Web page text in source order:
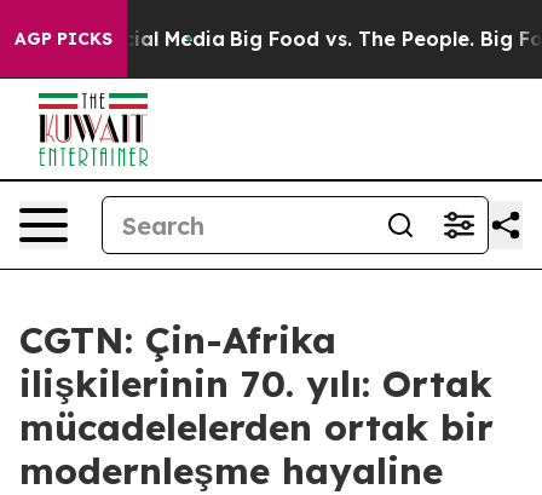
AGP PICKS
on Social Media Big Food vs. The People. Big
CGTN: Çin-Afrika
ilişkilerinin 70. yılı: Ortak
mücadelelerden ortak bir
modernleşme hayaline